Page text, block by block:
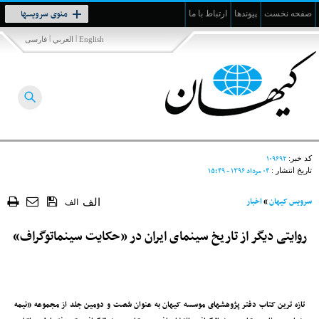
صفحه نخست پیوندها ارتباط با ما منوی سرویسها
Toggle
navigation
فارسی | العربي | English
کد خبر: ۱۰۹۶۹۲
تاریخ انتشار : ۰۴ مرداد ۱۳۹۶ - ۱۵:۴۹
سرویس کیهان»اخبار الف الف
روایتی دیگر از تاریخ سینمای ایران در «حکایت سینماتوگراف»
تازه ترین کتاب دفتر پژوهشهای موسسه کیهان به عنوان شصت و دومین جلد از مجموعه «نیمه